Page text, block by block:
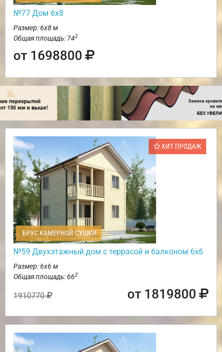
№77 Дом 6х8
Размер: 6х8 м
Общая площадь: 742
от 1698800
ХИТ ПРОДАЖ
БРУС КАМЕРНОЙ СУШКИ
№59 Двухэтажный дом с террасой и балконом 6х6
Размер: 6х6 м
Общая площадь: 662
1910770 от 1819800